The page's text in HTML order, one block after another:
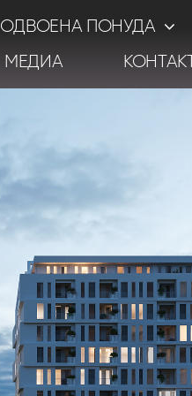
ОДВОЕНА ПОНУДА
МЕДИА КОНТАКТ